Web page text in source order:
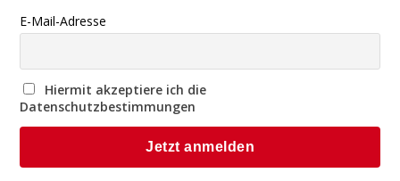
E-Mail-Adresse
Hiermit akzeptiere ich die
Datenschutzbestimmungen